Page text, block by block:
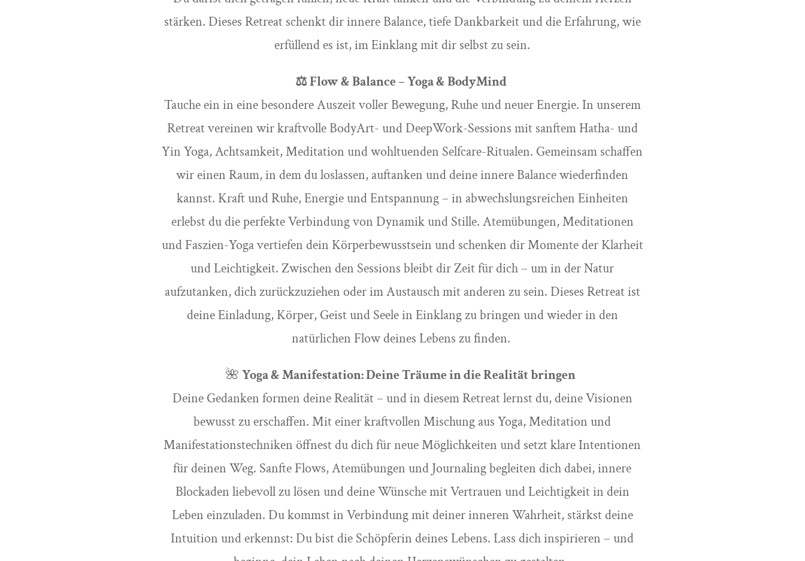
stärken. Dieses Retreat schenkt dir innere Balance, tiefe Dankbarkeit und die Erfahrung, wie
erfüllend es ist, im Einklang mit dir selbst zu sein.
⚖️ Flow & Balance – Yoga & BodyMind
Tauche ein in eine besondere Auszeit voller Bewegung, Ruhe und neuer Energie. In unserem
Retreat vereinen wir kraftvolle BodyArt- und DeepWork-Sessions mit sanftem Hatha- und
Yin Yoga, Achtsamkeit, Meditation und wohltuenden Selfcare-Ritualen. Gemeinsam schaffen
wir einen Raum, in dem du loslassen, auftanken und deine innere Balance wiederfinden
kannst. Kraft und Ruhe, Energie und Entspannung – in abwechslungsreichen Einheiten
erlebst du die perfekte Verbindung von Dynamik und Stille. Atemübungen, Meditationen
und Faszien-Yoga vertiefen dein Körperbewusstsein und schenken dir Momente der Klarheit
und Leichtigkeit. Zwischen den Sessions bleibt dir Zeit für dich – um in der Natur
aufzutanken, dich zurückzuziehen oder im Austausch mit anderen zu sein. Dieses Retreat ist
deine Einladung, Körper, Geist und Seele in Einklang zu bringen und wieder in den
natürlichen Flow deines Lebens zu finden.
🌺Yoga & Manifestation: Deine Träume in die Realität bringen
Deine Gedanken formen deine Realität – und in diesem Retreat lernst du, deine Visionen
bewusst zu erschaffen. Mit einer kraftvollen Mischung aus Yoga, Meditation und
Manifestationstechniken öffnest du dich für neue Möglichkeiten und setzt klare Intentionen
für deinen Weg. Sanfte Flows, Atemübungen und Journaling begleiten dich dabei, innere
Blockaden liebevoll zu lösen und deine Wünsche mit Vertrauen und Leichtigkeit in dein
Leben einzuladen. Du kommst in Verbindung mit deiner inneren Wahrheit, stärkst deine
Intuition und erkennst: Du bist die Schöpferin deines Lebens. Lass dich inspirieren – und